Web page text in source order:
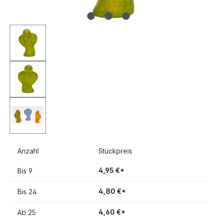
Anzahl Stückpreis
Bis 9 4,95 €*
Bis 24 4,80 €*
Ab 25 4,60 €*